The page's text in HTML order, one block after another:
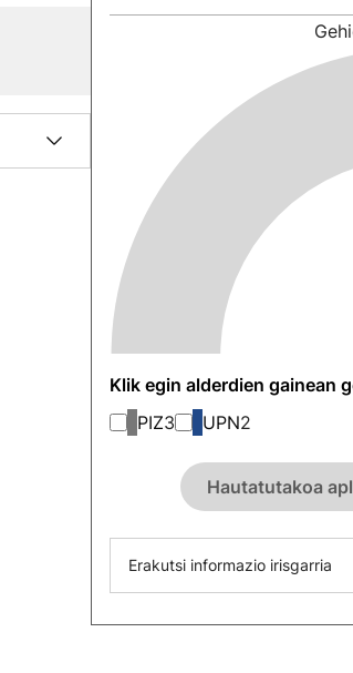
Klik egin alderdien gainean
PIZ3 UPN2
Hautatutakoa
Erakutsi informazio irisgarria